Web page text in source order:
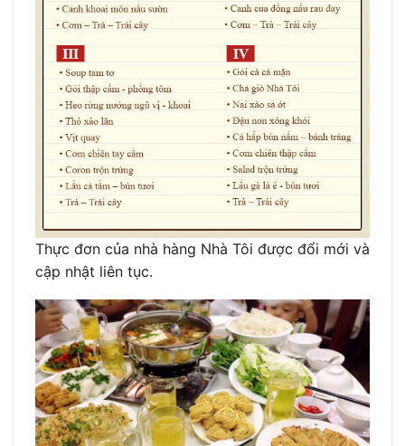
Thực đơn của nhà hàng Nhà Tôi được đổi mới và
cập nhật liên tục.